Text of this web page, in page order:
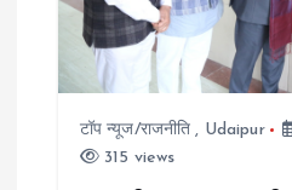
t
टॉप न्यूज/राजनीति , Udaipur
315 views